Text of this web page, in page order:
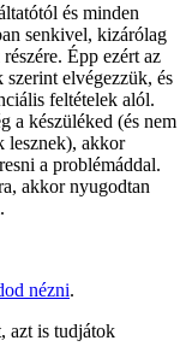
és minden
senkivel, kizárólag
Épp ezért az
elvégezzük, és
feltételek alól.
a készüléked (és nem
lesznek), akkor
a problémáddal.
akkor nyugodtan
nézni.
azt is tudjátok